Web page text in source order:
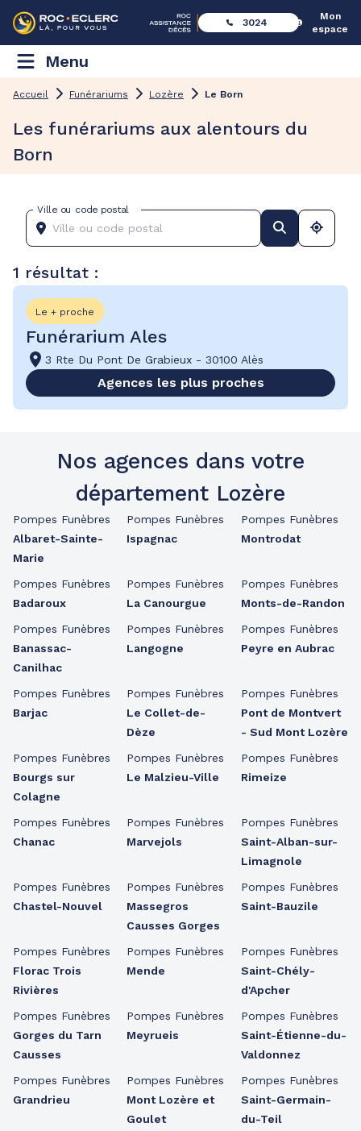
3024
Mon
espace
Menu
Accueil Funérariums Lozère Le Born
Les funérariums aux alentours du
Born
Ville ou code postal
1 résultat :
Le + proche
Funérarium Ales
3 Rte Du Pont De Grabieux - 30100 Alès
Agences les plus proches
Nos agences dans votre
département Lozère
Pompes Funèbres
Albaret-Sainte-
Marie
Pompes Funèbres
Badaroux
Pompes Funèbres
Banassac-
Canilhac
Pompes Funèbres
Barjac
Pompes Funèbres
Bourgs sur
Colagne
Pompes Funèbres
Chanac
Pompes Funèbres
Chastel-Nouvel
Pompes Funèbres
Florac Trois
Rivières
Pompes Funèbres
Gorges du Tarn
Causses
Pompes Funèbres
Grandrieu
Pompes Funèbres
Ispagnac
Pompes Funèbres
La Canourgue
Pompes Funèbres
Langogne
Pompes Funèbres
Le Collet-de-
Dèze
Pompes Funèbres
Le Malzieu-Ville
Pompes Funèbres
Marvejols
Pompes Funèbres
Massegros
Causses Gorges
Pompes Funèbres
Mende
Pompes Funèbres
Meyrueis
Pompes Funèbres
Mont Lozère et
Goulet
Pompes Funèbres
Montrodat
Pompes Funèbres
Monts-de-Randon
Pompes Funèbres
Peyre en Aubrac
Pompes Funèbres
Pont de Montvert
- Sud Mont Lozère
Pompes Funèbres
Rimeize
Pompes Funèbres
Saint-Alban-sur-
Limagnole
Pompes Funèbres
Saint-Bauzile
Pompes Funèbres
Saint-Chély-
d'Apcher
Pompes Funèbres
Saint-Étienne-du-
Valdonnez
Pompes Funèbres
Saint-Germain-
du-Teil